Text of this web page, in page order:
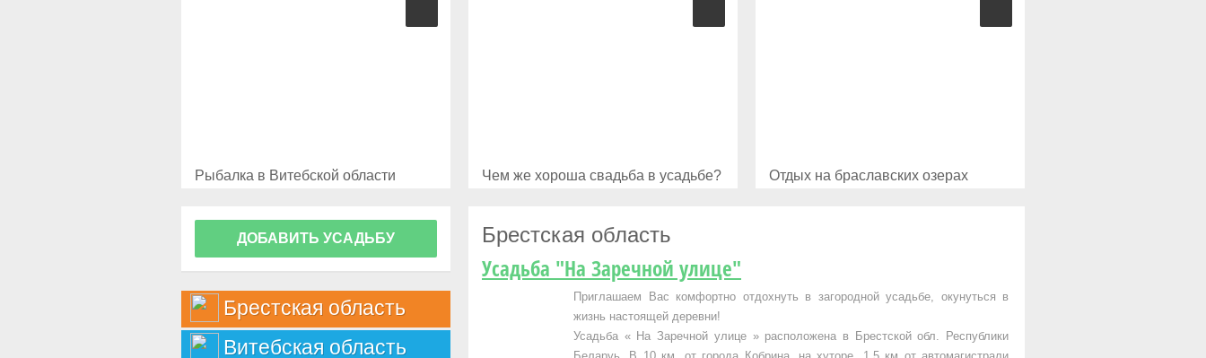
Рыбалка в Витебской области Чем же хороша свадьба в усадьбе? Отдых на браславских озерах
Брестская область
Усадьба "На Заречной улице"
Приглашаем Вас комфортно отдохнуть в загородной усадьбе, окунуться в
жизнь настоящей деревни!
Усадьба « На Заречной улице » расположена в Брестской обл. Республики
ДОБАВИТЬ УСАДЬБУ
Брестская область
Витебская область